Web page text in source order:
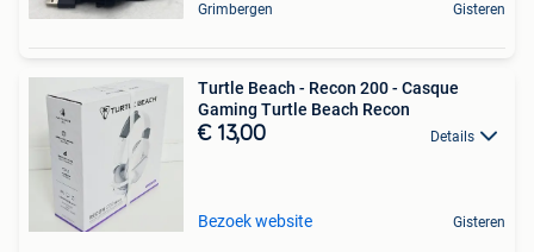
Grimbergen Gisteren
Turtle Beach - Recon 200 - Casque
Gaming Turtle Beach Recon
€ 13,00 Details
Bezoek website Gisteren